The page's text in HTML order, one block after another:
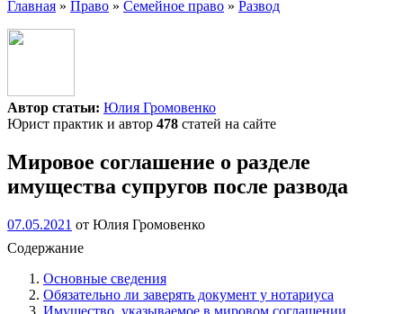
Главная » Право » Семейное право » Развод
Автор статьи: Юлия Громовенко
Юрист практик и автор 478 статей на сайте
Мировое соглашение о разделе
имущества супругов после развода
07.05.2021 от Юлия Громовенко
Содержание
Основные сведения
Обязательно ли заверять документ у нотариуса
Имущество, указываемое в мировом соглашении